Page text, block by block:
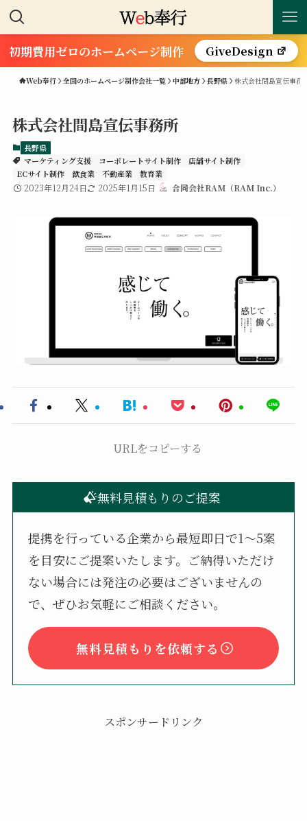
初期費用ゼロのホームページ制作 GiveDesign
Web奉行 全国のホームページ制作会社一覧 中部地方 長野県 株式会社間島宣伝事務
株式会社間島宣伝事務所
長野県
マーケティング支援
コーポレートサイト制作
店舗サイト制作
ECサイト制作
飲食業 不動産業 教育業
2023年12月24日 2025年1月15日 合同会社RAM（RAM Inc.）
URLをコピーする
無料見積もりのご提案
提携を行っている企業から最短即日で1〜5案
を目安にご提案いたします。ご納得いただけ
ない場合には発注の必要はございませんの
で、ぜひお気軽にご相談ください。
無料見積もりを依頼する
スポンサードリンク